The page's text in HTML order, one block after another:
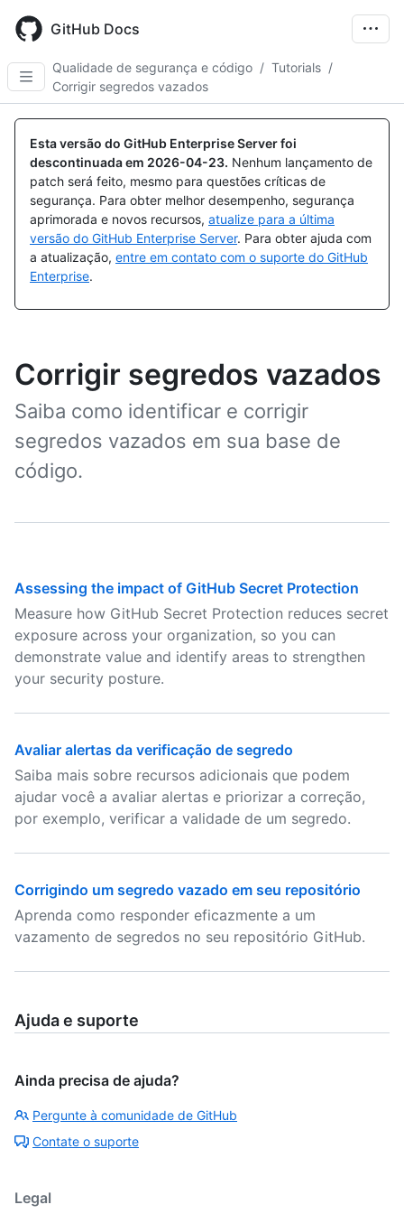
main
content
GitHub Docs
Qualidade de segurança e código / Tutorials /
Corrigir segredos vazados
Esta versão do GitHub Enterprise Server foi
descontinuada em 2026-04-23. Nenhum lançamento de
patch será feito, mesmo para questões críticas de
segurança. Para obter melhor desempenho, segurança
aprimorada e novos recursos, atualize para a última
versão do GitHub Enterprise Server. Para obter ajuda com
a atualização, entre em contato com o suporte do GitHub
Enterprise.
Corrigir segredos vazados
Saiba como identificar e corrigir
segredos vazados em sua base de
código.
Assessing the impact of GitHub Secret Protection
Measure how GitHub Secret Protection reduces secret
exposure across your organization, so you can
demonstrate value and identify areas to strengthen
your security posture.
Avaliar alertas da verificação de segredo
Saiba mais sobre recursos adicionais que podem
ajudar você a avaliar alertas e priorizar a correção,
por exemplo, verificar a validade de um segredo.
Corrigindo um segredo vazado em seu repositório
Aprenda como responder eficazmente a um
vazamento de segredos no seu repositório GitHub.
Ajuda e suporte
Ainda precisa de ajuda?
Pergunte à comunidade de GitHub
Contate o suporte
Legal